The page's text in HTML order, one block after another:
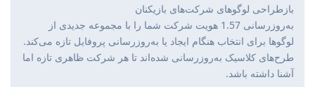
بازطراحی لوگوهای شرکت‌های بازیکنان
به‌روزرسانی 1.57 هویت شرکت شما را با مجموعه جدیدی از
لوگوها برای انتخاب هنگام ایجاد یا به‌روزرسانی پروفایل تازه می‌کند.
طرح‌های کلاسیک به‌روزرسانی شده‌اند تا هر شرکت ظاهری تازه اما
آشنا داشته باشد.